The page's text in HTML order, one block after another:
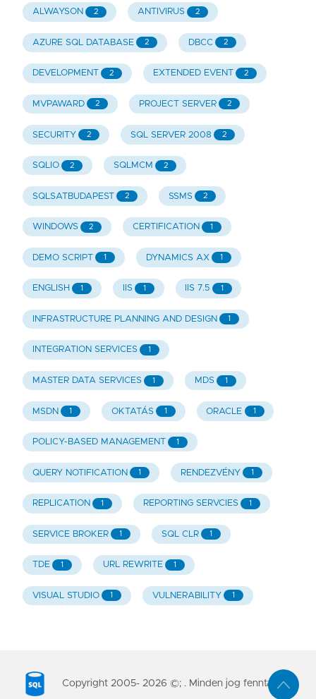
ALWAYSON 2 ANTIVIRUS 2
AZURE SQL DATABASE 2 DBCC 2
DEVELOPMENT 2 EXTENDED EVENT 2
MVPAWARD 2 PROJECT SERVER 2
SECURITY 2 SQL SERVER 2008 2
SQLIO 2 SQLMCM 2
SQLSATBUDAPEST 2 SSMS 2
WINDOWS 2 CERTIFICATION 1
DEMO SCRIPT 1 DYNAMICS AX 1
ENGLISH 1 IIS 1 IIS 7.5 1
INFRASTRUCTURE PLANNING AND DESIGN 1
INTEGRATION SERVICES 1
MASTER DATA SERVICES 1 MDS 1
MSDN 1 OKTATÁS 1 ORACLE 1
POLICY-BASED MANAGEMENT 1
QUERY NOTIFICATION 1 RENDEZVÉNY 1
REPLICATION 1 REPORTING SERVCIES 1
SERVICE BROKER 1 SQL CLR 1
TDE 1 URL REWRITE 1
VISUAL STUDIO 1 VULNERABILITY 1
Copyright 2005- 2026 ©; . Minden jog fenntartva.